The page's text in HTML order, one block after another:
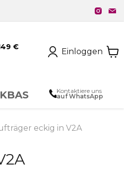
€
Einloggen
Kontaktiere uns
auf WhatsApp
eckig in V2A